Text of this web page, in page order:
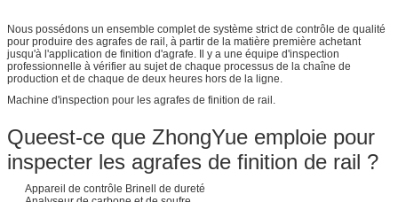
Nous possédons un ensemble complet de système strict de contrôle de qualité
pour produire des agrafes de rail, à partir de la matière première achetant
jusqu'à l'application de finition d'agrafe. Il y a une équipe d'inspection
professionnelle à vérifier au sujet de chaque processus de la chaîne de
production et de chaque de deux heures hors de la ligne.
Machine d'inspection pour les agrafes de finition de rail.
Queest-ce que ZhongYue emploie pour
inspecter les agrafes de finition de rail ?
Appareil de contrôle Brinell de dureté